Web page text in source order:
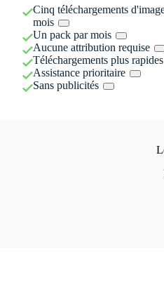
Cinq téléchargements
mois
Un pack par mois
Aucune attribution requise
Téléchargements plus rapides
Assistance prioritaire
Sans publicités